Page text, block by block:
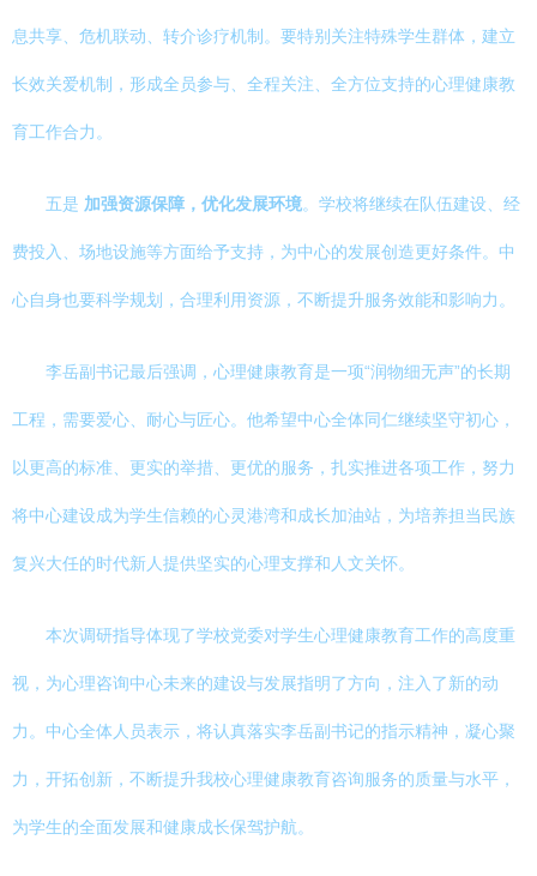
息共享、危机联动、转介诊疗机制。要特别关注特殊学生群体，建立
长效关爱机制，形成全员参与、全程关注、全方位支持的心理健康教
育工作合力。
五是 加强资源保障，优化发展环境。学校将继续在队伍建设、经
费投入、场地设施等方面给予支持，为中心的发展创造更好条件。中
心自身也要科学规划，合理利用资源，不断提升服务效能和影响力。
李岳副书记最后强调，心理健康教育是一项“润物细无声”的长期
工程，需要爱心、耐心与匠心。他希望中心全体同仁继续坚守初心，
以更高的标准、更实的举措、更优的服务，扎实推进各项工作，努力
将中心建设成为学生信赖的心灵港湾和成长加油站，为培养担当民族
复兴大任的时代新人提供坚实的心理支撑和人文关怀。
本次调研指导体现了学校党委对学生心理健康教育工作的高度重
视，为心理咨询中心未来的建设与发展指明了方向，注入了新的动
力。中心全体人员表示，将认真落实李岳副书记的指示精神，凝心聚
力，开拓创新，不断提升我校心理健康教育咨询服务的质量与水平，
为学生的全面发展和健康成长保驾护航。